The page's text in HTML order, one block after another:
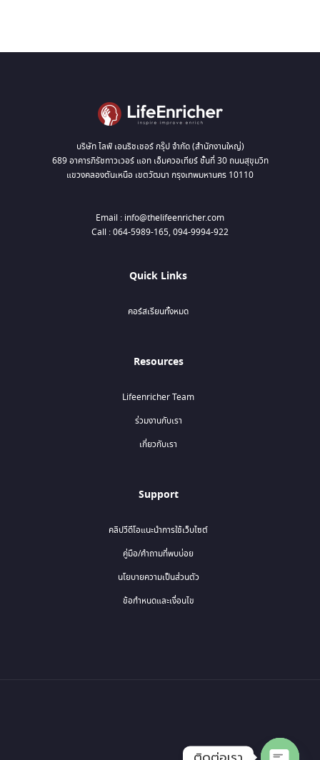
บริษัท ไลฟ์ เอนริชเชอร์ กรุ๊ป จำกัด (สำนักงานใหญ่)
689 อาคารภิรัชทาวเวอร์ แอท เอ็มควอเทียร์ ชั้นที่ 30 ถนนสุขุมวิท
แขวงคลองตันเหนือ เขตวัฒนา กรุงเทพมหานคร 10110
Email : info@thelifeenricher.com
Call : 064-5989-165, 094-9994-922
Quick Links
คอร์สเรียนทั้งหมด
Resources
Lifeenricher Team
ร่วมงานกับเรา
เกี่ยวกับเรา
Support
คลิปวีดีโอแนะนำการใช้เว็บไซต์
คู่มือ/คำถามที่พบบ่อย
นโยบายความเป็นส่วนตัว
ข้อกำหนดและเงื่อนไข